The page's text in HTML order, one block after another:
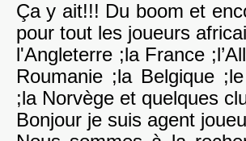
Ça y ait!!! Du boom et
pour tout les joueurs
l'Angleterre ;la France
Roumanie ;la Belgique
;la Norvège et quelques
Bonjour je suis agent